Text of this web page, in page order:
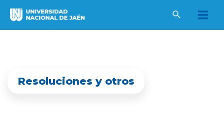
Main
Resoluciones y otros